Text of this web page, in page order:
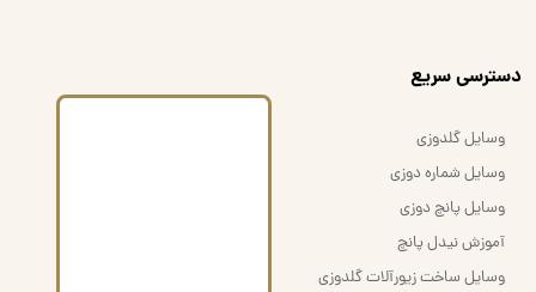
​دسترسی سریع
وسایل گلدوزی
وسایل شماره دوزی
وسایل پانچ دوزی
آموزش نیدل پانچ
وسایل ساخت زیورآلات گلدوزی